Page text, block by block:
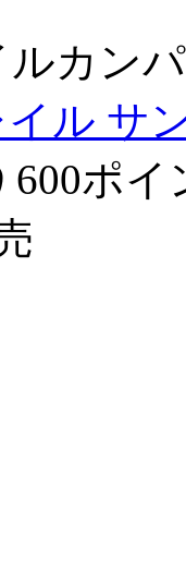
カン
ル サ
600ポ